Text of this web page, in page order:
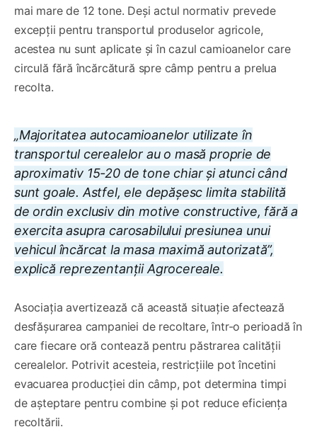
mai mare de 12 tone. Deși actul normativ prevede
excepții pentru transportul produselor agricole,
acestea nu sunt aplicate și în cazul camioanelor care
circulă fără încărcătură spre câmp pentru a prelua
recolta.
„Majoritatea autocamioanelor utilizate în
transportul cerealelor au o masă proprie de
aproximativ 15-20 de tone chiar și atunci când
sunt goale. Astfel, ele depășesc limita stabilită
de ordin exclusiv din motive constructive, fără a
exercita asupra carosabilului presiunea unui
vehicul încărcat la masa maximă autorizată”,
explică reprezentanții Agrocereale.
Asociația avertizează că această situație afectează
desfășurarea campaniei de recoltare, într-o perioadă în
care fiecare oră contează pentru păstrarea calității
cerealelor. Potrivit acesteia, restricțiile pot încetini
evacuarea producției din câmp, pot determina timpi
de așteptare pentru combine și pot reduce eficiența
recoltării.